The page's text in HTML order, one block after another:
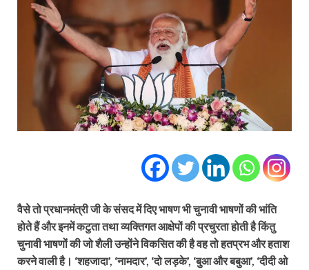
वैसे तो प्रधानमंत्री जी के संसद में दिए भाषण भी चुनावी भाषणों की भांति
होते हैं और इनमें कटुता तथा व्यक्तिगत आक्षेपों की प्रचुरता होती है किंतु
चुनावी भाषणों की जो शैली उन्होंने विकसित की है वह तो हतप्रभ और हताश
करने वाली है। ‘शहजादा’, ‘नामदार’, ‘दो लड़के’, ‘बुआ और बबुआ’, ‘दीदी ओ